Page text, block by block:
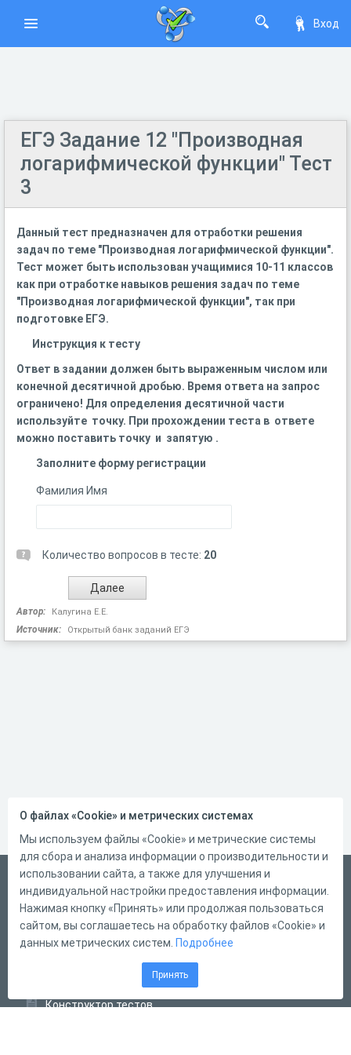
Вход
ЕГЭ Задание 12 "Производная
логарифмической функции" Тест
3
Данный тест предназначен для отработки решения
задач по теме "Производная логарифмической функции".
Тест может быть использован учащимися 10-11 классов
как при отработке навыков решения задач по теме
"Производная логарифмической функции", так при
подготовке ЕГЭ.
Инструкция к тесту
Ответ в задании должен быть выраженным числом или
конечной десятичной дробью. Время ответа на запрос
ограничено! Для определения десятичной части
используйте точку. При прохождении теста в ответе
можно поставить точку и запятую .
Заполните форму регистрации
Фамилия Имя
Количество вопросов в тесте: 20
Автор: Калугина Е.Е.
Источник: Открытый банк заданий ЕГЭ
Русский
Справка
Форма обратной связи
Конструктор тестов
О файлах «Cookie» и метрических системах
Мы используем файлы «Cookie» и метрические системы
для сбора и анализа информации о производительности и
использовании сайта, а также для улучшения и
индивидуальной настройки предоставления информации.
Нажимая кнопку «Принять» или продолжая пользоваться
сайтом, вы соглашаетесь на обработку файлов «Cookie» и
данных метрических систем. Подробнее
Принять